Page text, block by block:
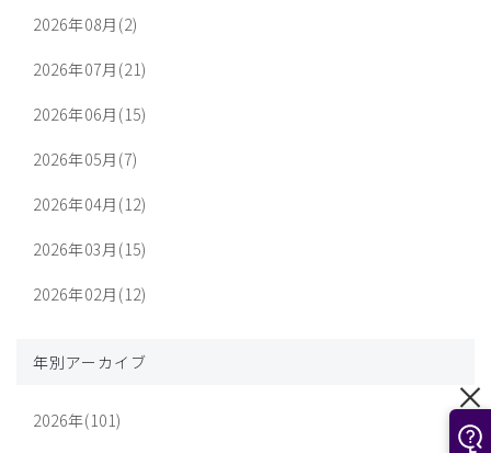
2026年08月(2)
2026年07月(21)
2026年06月(15)
2026年05月(7)
2026年04月(12)
2026年03月(15)
2026年02月(12)
年別アーカイブ
2026年(101)